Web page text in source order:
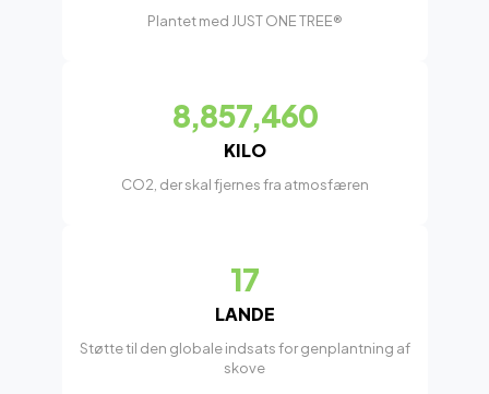
Plantet med JUST ONE TREE®
8,857,460
KILO
CO2, der skal fjernes fra atmosfæren
17
LANDE
Støtte til den globale indsats for genplantning af
skove